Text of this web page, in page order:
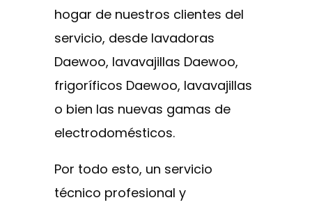
hogar de nuestros clientes del
servicio, desde lavadoras
Daewoo, lavavajillas Daewoo,
frigoríficos Daewoo, lavavajillas
o bien las nuevas gamas de
electrodomésticos.
Por todo esto, un servicio
técnico profesional y